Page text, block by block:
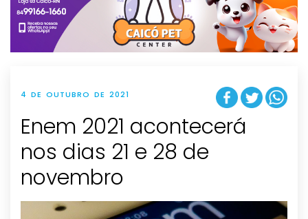
t
i
o
n
4 DE OUTUBRO DE 2021
Enem 2021 acontecerá
nos dias 21 e 28 de
novembro